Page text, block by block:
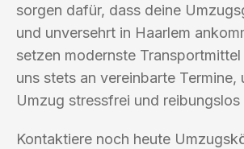
sorgen dafür, dass deine
und unversehrt in Haarlem
setzen modernste
uns stets an vereinbarte Termine,
Umzug stressfrei und
Kontaktiere noch heute